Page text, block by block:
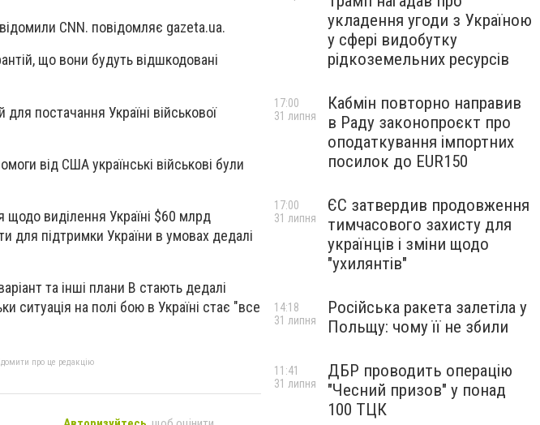
CNN. повідомляє gazeta.ua.
що вони будуть відшкодовані
постачання Україні військової
від США українські військові були
щодо виділення Україні $60 млрд
для підтримки України в умовах дедалі
та інші плани B стають дедалі
ситуація на полі бою в Україні стає "все
про це редакцію
укладення угоди з Україною
у сфері видобутку
рідкоземельних ресурсів
Кабмін повторно направив
в Раду законопроєкт про
оподаткування імпортних
посилок до EUR150
17:00
31 липня
ЄС затвердив продовження
тимчасового захисту для
українців і зміни щодо
"ухилянтів"
17:00
31 липня
Російська ракета залетіла у
Польщу: чому її не збили
14:18
31 липня
ДБР проводить операцію
"Чесний призов" у понад
100 ТЦК
11:41
31 липня